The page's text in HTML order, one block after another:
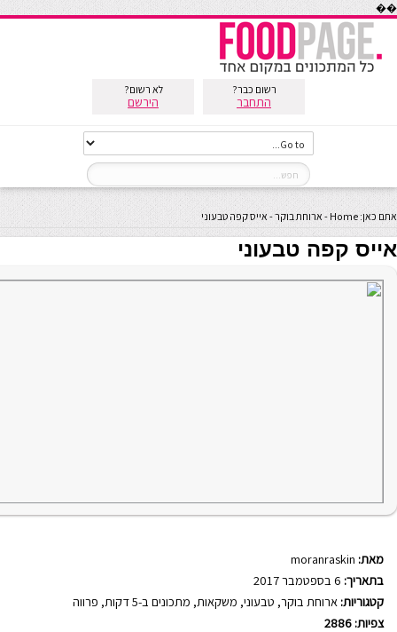
��
רשום כבר?
התחבר
לא רשום?
הירשם
אתם כאן: Home
- ארוחת בוקר- אייס קפה טבעוני
אייס קפה טבעוני
מאת: moranraskin
בתאריך:
קטגוריות: ארוחת בוקר, טבעוני, משקאות, מתכונים ב-5 דקות , פרווה
צפיות: 2886